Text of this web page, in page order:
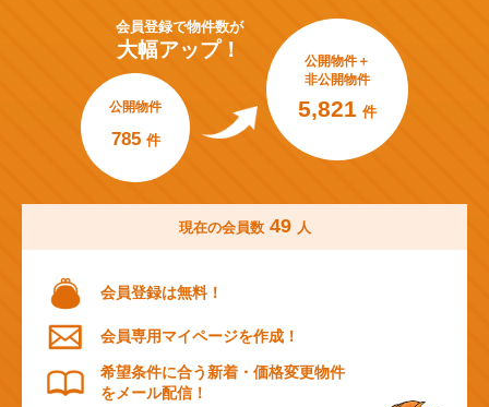
会員登録で物件数が
大幅アップ！
公開物件
785 件
公開物件＋
非公開物件
5,821 件
現在の会員数 49 人
会員登録は無料！
会員専用マイページを作成！
希望条件に合う新着・価格変更物件
をメール配信！